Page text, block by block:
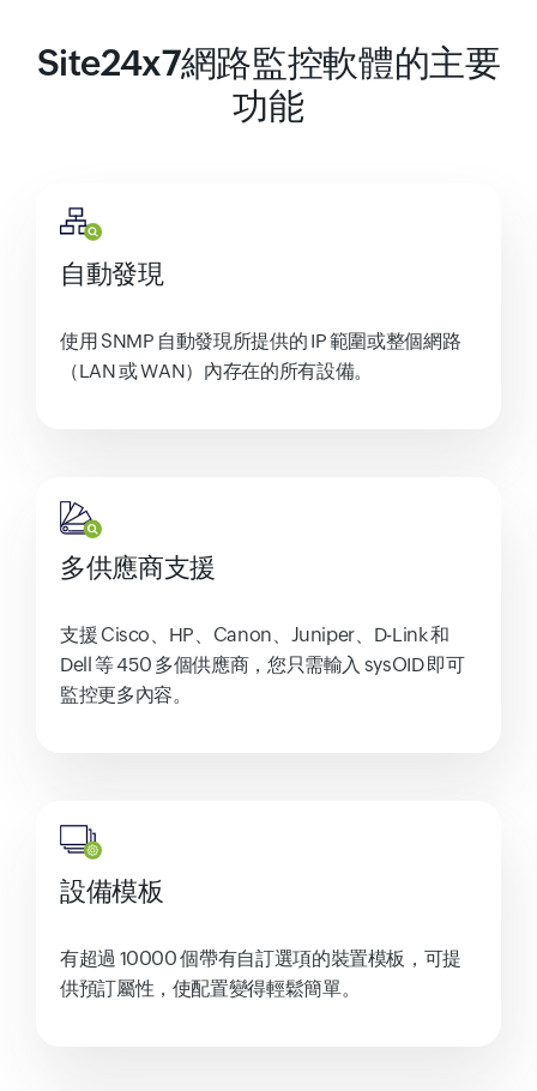
Site24x7網路監控軟體的主要
功能
自動發現
使用 SNMP 自動發現所提供的 IP 範圍或整個網路
（LAN 或 WAN）內存在的所有設備。
多供應商支援
支援 Cisco、HP、Canon、Juniper、D-Link 和
Dell 等 450 多個供應商，您只需輸入 sysOID 即可
監控更多內容。
設備模板
有超過 10000 個帶有自訂選項的裝置模板，可提
供預訂屬性，使配置變得輕鬆簡單。